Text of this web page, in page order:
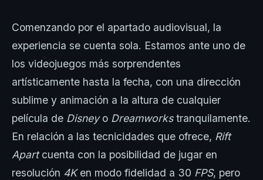
Comenzando por el apartado audiovisual, la
experiencia se cuenta sola. Estamos ante uno de
los videojuegos más sorprendentes
artísticamente hasta la fecha, con una dirección
sublime y animación a la altura de cualquier
película de Disneyo Dreamworkstranquilamente.
En relación a las tecnicidades que ofrece, Rift
Apartcuenta con la posibilidad de jugar en
resolución 4Ken modo fidelidad a 30 FPS, pero